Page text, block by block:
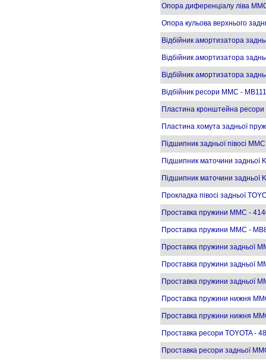
Опора диференціалу ліва
Опора кульова верхнього
Відбійник амортизатора
Відбійник амортизатора
Відбійник амортизатора
Відбійник ресори MMC -
Пластина кронштейна
Пластина хомута задньої
Підшипник задньої півосі
Підшипник маточини задньої
Підшипник маточини задньої
Прокладка півосі задньої
Проставка пружини MMC -
Проставка пружини MMC -
Проставка пружини задньої
Проставка пружини задньої
Проставка пружини задньої
Проставка пружини нижня
Проставка пружини нижня
Проставка ресори TOYOTA -
Проставка ресори задньої